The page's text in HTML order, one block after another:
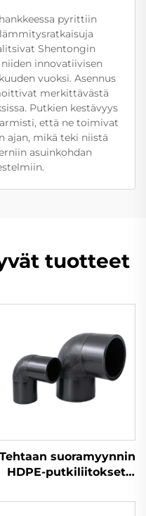
pyrittiin
Shentongin
innovatiivisen
vuoksi. Asennus
merkittävästä
Putkien kestävyys
että ne toimivat
ajan, mikä teki niistä
asuinkohdan
tuotteet
Tehtaan suoramyynnin
HDPE-putkiliitokset,
kyynärt